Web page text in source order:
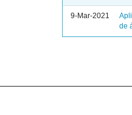
9-Mar-2021
de